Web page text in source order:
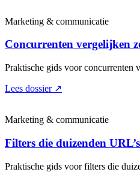
Marketing & communicatie
Concurrenten vergelijken
Praktische gids voor concurrenten
Lees dossier ↗
Marketing & communicatie
Filters die duizenden
Praktische gids voor filters die